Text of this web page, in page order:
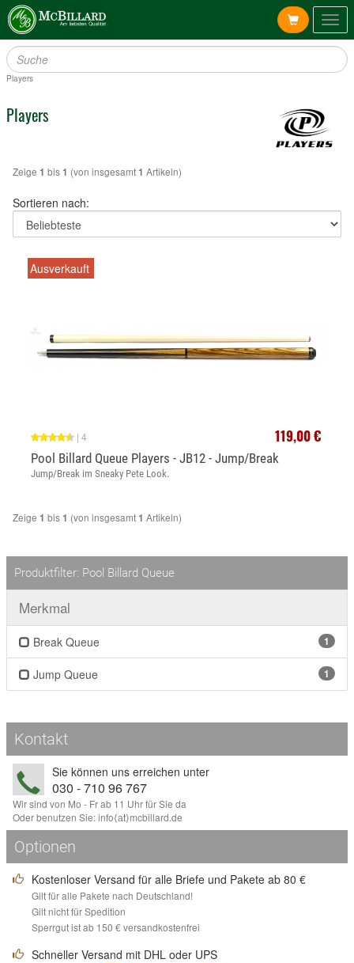
Players
Players
Zeige 1 bis1 (von insgesamt1 Artikeln)
Sortieren nach:
Ausverkauft
119,00 €
| 4
Pool Billard Queue Players - JB12 - Jump/Break
Jump/Break im Sneaky Pete Look.
Zeige 1 bis1 (von insgesamt1 Artikeln)
Produktfilter: Pool Billard Queue
Merkmal
Break Queue 1
Jump Queue 1
Kontakt
Sie können uns erreichen unter
030 - 710 96 767
Wir sind von Mo - Fr ab 11 Uhr für Sie da
Oder benutzen Sie:info⟨аt⟩mcbillard.de
Optionen
Kostenloser Versand für alle Briefe und Pakete ab 80 €
Gilt für alle Pakete nach Deutschland!
Gilt nicht für Spedition
Sperrgut ist ab 150 € versandkostenfrei
Schneller Versand mit DHL oder UPS